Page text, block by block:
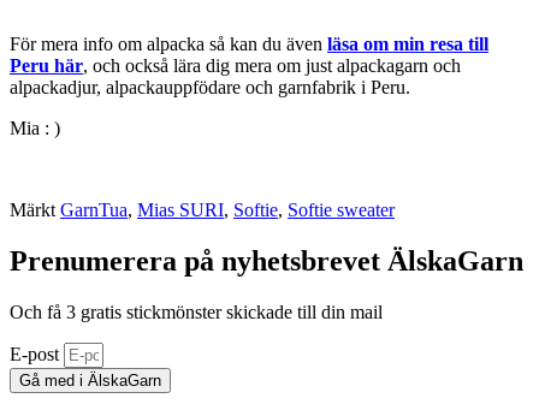
För mera info om alpacka så kan du även läsa om min resa till
Peru här, och också lära dig mera om just alpackagarn och
alpackadjur, alpackauppfödare och garnfabrik i Peru.
Mia : )
Märkt GarnTua, Mias SURI, Softie, Softie sweater
Prenumerera på nyhetsbrevet ÄlskaGarn
Och få 3 gratis stickmönster skickade till din mail
E-post
Gå med i ÄlskaGarn